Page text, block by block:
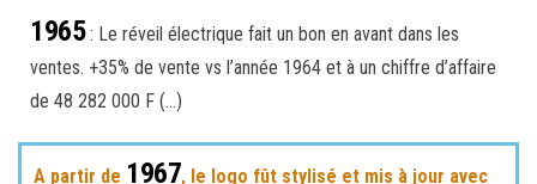
1965: Le réveil électrique fait un bon en avant dans les
ventes. +35% de vente vs l’année 1964 et à un chiffre d’affaire
de 48 282 000 F (…)
A partir de 1967, le logo fût stylisé et mis à jour avec